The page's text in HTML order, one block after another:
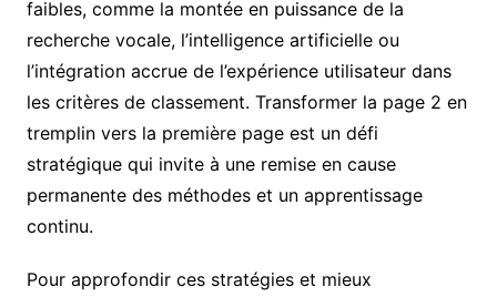
faibles, comme la montée en puissance de la
recherche vocale, l’intelligence artificielle ou
l’intégration accrue de l’expérience utilisateur dans
les critères de classement. Transformer la page 2 en
tremplin vers la première page est un défi
stratégique qui invite à une remise en cause
permanente des méthodes et un apprentissage
continu.
Pour approfondir ces stratégies et mieux